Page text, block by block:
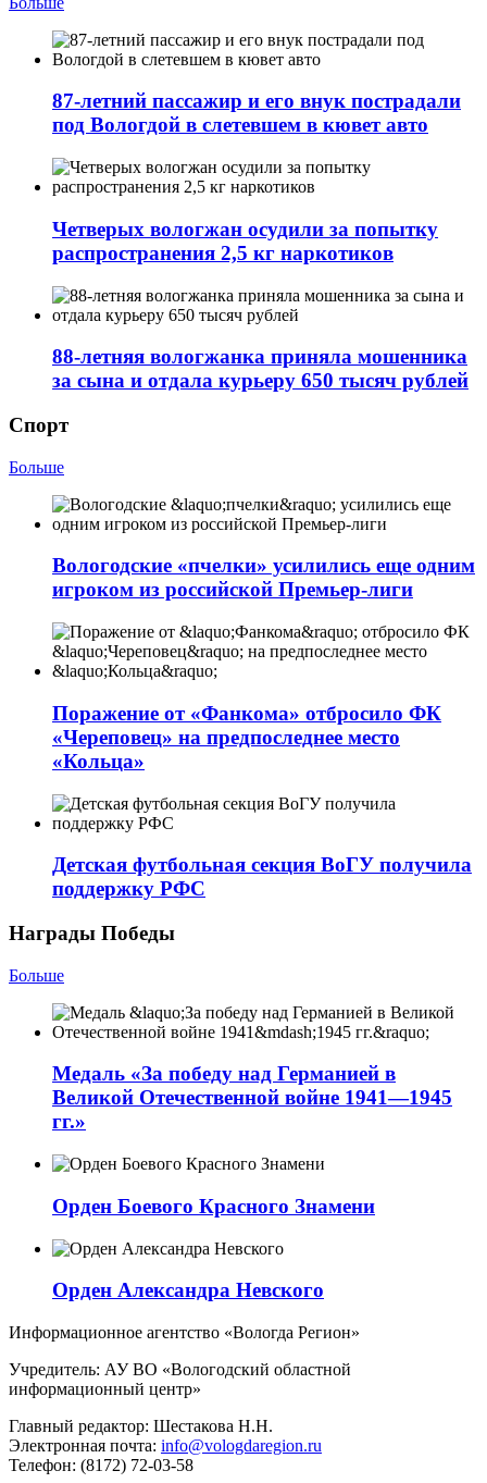
87-летний пассажир и его внук пострадали
под Вологдой в слетевшем в кювет авто
Четверых вологжан осудили за попытку
распространения 2,5 кг наркотиков
88-летняя вологжанка приняла мошенника
за сына и отдала курьеру 650 тысяч рублей
Спорт
Больше
Вологодские «пчелки» усилились еще одним
игроком из российской Премьер-лиги
Поражение от «Фанкома» отбросило ФК
«Череповец» на предпоследнее место
«Кольца»
Детская футбольная секция ВоГУ получила
поддержку РФС
Награды Победы
Больше
Медаль «За победу над Германией в
Великой Отечественной войне 1941—1945
гг.»
Орден Боевого Красного Знамени
Орден Александра Невского
Информационное агентство «Вологда Регион»
Учредитель: АУ ВО «Вологодский областной
информационный центр»
Главный редактор: Шестакова Н.Н.
Электронная почта: info@vologdaregion.ru
Телефон: (8172) 72-03-58